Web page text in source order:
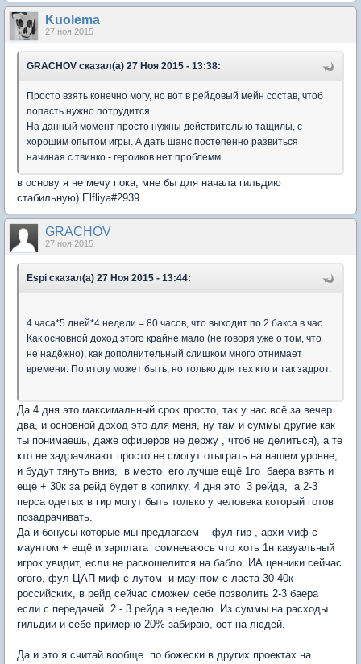
Kuolema
27 ноя 2015
GRACHOV сказал(а) 27 Ноя 2015 - 13:38:
Просто взять конечно могу, но вот в рейдовый мейн состав, чтоб
попасть нужно потрудится.
На данный момент просто нужны действительно тащилы, с
хорошим опытом игры. А дать шанс постепенно развиться
начиная с твинко - героиков нет проблемм.
в основу я не мечу пока, мне бы для начала гильдию
стабильную) Elfliya#2939
GRACHOV
27 ноя 2015
Espi сказал(а) 27 Ноя 2015 - 13:44:
4 часа*5 дней*4 недели = 80 часов, что выходит по 2 бакса в час.
Как основной доход этого крайне мало (не говоря уже о том, что
не надёжно), как дополнительный слишком много отнимает
времени. По итогу может быть, но только для тех кто и так задрот.
Да 4 дня это максимальный срок просто, так у нас всё за вечер
два, и основной доход это для меня, ну там и суммы другие как
ты понимаешь, даже офицеров не держу , чтоб не делиться), а те
кто не задрачивают просто не смогут отыграть на нашем уровне,
и будут тянуть вниз, в место его лучше ещё 1го баера взять и
ещё + 30к за рейд будет в копилку. 4 дня это 3 рейда, а 2-3
перса одетых в гир могут быть только у человека который готов
позадрачивать.
Да и бонусы которые мы предлагаем - фул гир , архи миф с
маунтом + ещё и зарплата сомневаюсь что хоть 1н казуальный
игрок увидит, если не раскошелится на бабло. ИА ценники сейчас
огого, фул ЦАП миф с лутом и маунтом с ласта 30-40к
российских, в рейд сейчас сможем себе позволить 2-3 баера
если с передачей. 2 - 3 рейда в неделю. Из суммы на расходы
гильдии и себе примерно 20% забираю, ост на людей.
Да и это я считай вообще по божески в других проектах на